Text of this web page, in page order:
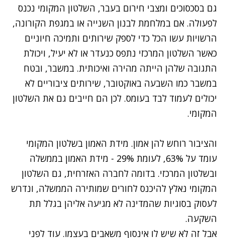
גם בסכסוכים ומצבי חירום בעבר, השלטון המקומי נכנס
לפעולה. אם במלחמת לבנון השנייה או במגפת הקורונה,
הרשויות עשו הכל כדי לספק שירותים ותמיכה חיוניים
כאשר השלטון המרכזי נתפס כנעדר או לא יעיל, ויכולת
התגובה שלהן הייתה מהירה ואיכותית. במשבר, ובטח
במשבר כמו השבעה באוקטובר, שירותים ציבוריים לא
יכולים לעמוד לבד בעומס. לכן הם חייבים גם את השלטון
המקומי.
והציבור רוחש להן אמון. מידת האמון בשלטון המקומי
עומד על 63%, לעומת 29% - מידת האמון בממשלה
ובשלטון המרכזי. בדומה לחברה האזרחית, גם השלטון
המקומי נאלץ להיכנס לחורים שמותירה הממשלה, ונדרש
לעסוק בסוגיות שהמדינה לא מגיעה אליהן בגלל תת
השקעה.
אבל זה לא שיש לו אינסוף משאבים בעצמו. עוד לפני